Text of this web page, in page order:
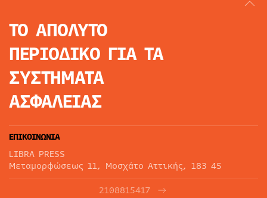
ΤΟ ΑΠΟΛΥΤΟ
ΠΕΡΙΟΔΙΚΟ ΓΙΑ ΤΑ
ΣΥΣΤΗΜΑΤΑ
ΑΣΦΑΛΕΙΑΣ
ΕΠΙΚΟΙΝΩΝΙΑ
LIBRA PRESS
Μεταμορφώσεως 11, Μοσχάτο Αττικής, 183 45
2108815417